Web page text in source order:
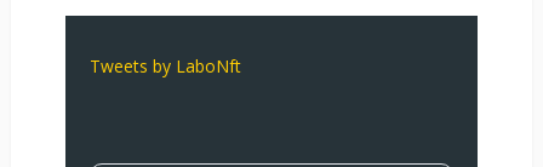
Tweets by LaboNft